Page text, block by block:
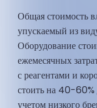
Общая стоимость
упускаемый из
Оборудование
ежемесячных
с реагентами и
стоить на 40-60%
учетом низкого